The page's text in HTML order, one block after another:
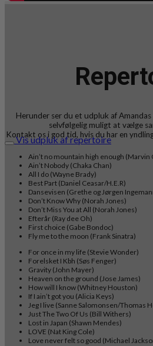
Herunder ser du et udpluk af
selvfølgelig muligt at vælge
Kontakt os i god tid, hvis du har en
Vis udpluk af repertoire
Ain’t no mountain high enough (Marvin
Ain’t Nobody (Chaka Chan)
All I do (Wayne Brady)
Best Part (Daniel Ceasar/H.E.R)
Dansevisen (Grethe og Jørgen
Don’t Know Why (Norah Jones)
Don’t Miss You at All (Norah Jones)
Efterår (Ray dee Oh)
First choice (Gabe Bondoc)
Fly me to the moon (Frank Sinatra)
For once in my life (Stevie Wonder)
Forelsket I Kbh (Søs Fenger)
Gravity (John Mayer)
Heaven on the ground (Jose James)
How will I know (Whitney Houston)
If I ain’t got you (Alicia Keys)
Jeg I live (Sanne Salomonsen/Thomas
Just The Two Of Us (Bill Withers)
Lost in Japan (Shawn Mendes)
LOVE (Nat King Cole)
Love never felt so good (Michael